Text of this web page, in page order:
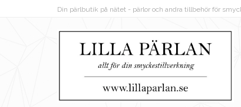
Din pärlbutik på nätet - pärlor och andra tillbehör för